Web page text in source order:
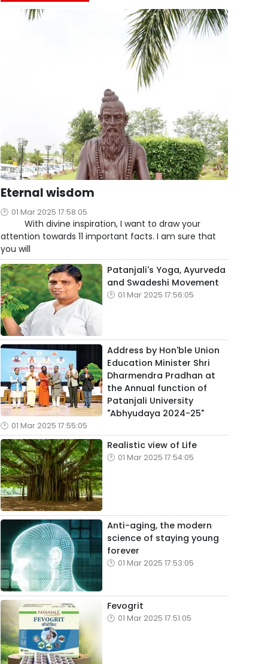
Eternal wisdom
01 Mar 2025 17:58:05
With divine inspiration, I want to draw your
attention towards 11 important facts. I am sure that
you will
Patanjali's Yoga, Ayurveda
and Swadeshi Movement
01 Mar 2025 17:56:05
Address by Hon'ble Union
Education Minister Shri
Dharmendra Pradhan at
the Annual function of
Patanjali University
"Abhyudaya 2024-25"
01 Mar 2025 17:55:05
Realistic view of Life
01 Mar 2025 17:54:05
Anti-aging, the modern
science of staying young
forever
01 Mar 2025 17:53:05
Fevogrit
01 Mar 2025 17:51:05